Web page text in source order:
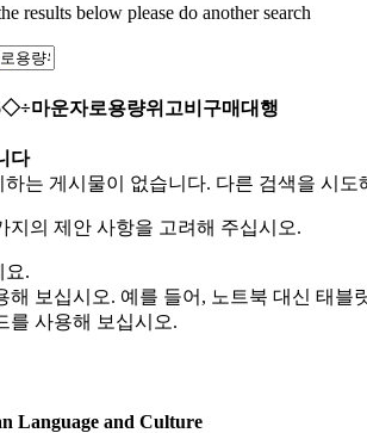
results below please do another search
마운자로용량위고비구매대행
다
는 게시물이 없습니다. 다른 검색을 시도
지의 제안 사항을 고려해 주십시오.
요.
해 보십시오. 예를 들어, 노트북 대신 태블
를 사용해 보십시오.
Language and Culture